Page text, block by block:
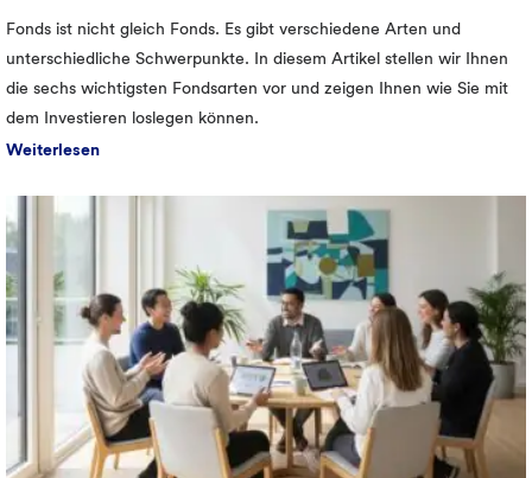
Fonds ist nicht gleich Fonds. Es gibt verschiedene Arten und
unterschiedliche Schwerpunkte. In diesem Artikel stellen wir Ihnen
die sechs wichtigsten Fondsarten vor und zeigen Ihnen wie Sie mit
dem Investieren loslegen können.
Weiterlesen